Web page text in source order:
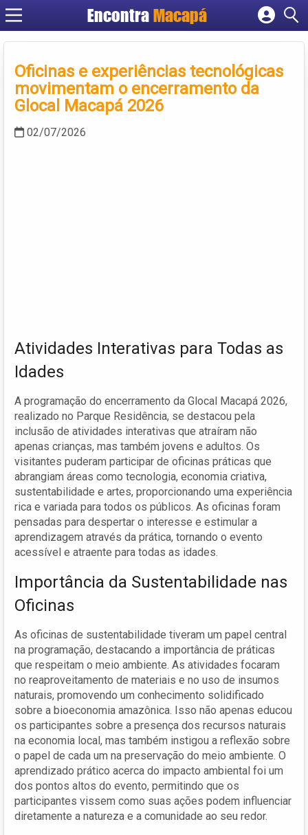
EncontraMacapá
Cadastrar empresa
Criar conta
Oficinas e experiências tecnológicas
movimentam o encerramento da
Glocal Macapá 2026
02/07/2026
Atividades Interativas para Todas as
Idades
A programação do encerramento da Glocal Macapá 2026,
realizado no Parque Residência, se destacou pela
inclusão de atividades interativas que atraíram não
apenas crianças, mas também jovens e adultos. Os
visitantes puderam participar de oficinas práticas que
abrangiam áreas como tecnologia, economia criativa,
sustentabilidade e artes, proporcionando uma experiência
rica e variada para todos os públicos. As oficinas foram
pensadas para despertar o interesse e estimular a
aprendizagem através da prática, tornando o evento
acessível e atraente para todas as idades.
Importância da Sustentabilidade nas
Oficinas
As oficinas de sustentabilidade tiveram um papel central
na programação, destacando a importância de práticas
que respeitam o meio ambiente. As atividades focaram
no reaproveitamento de materiais e no uso de insumos
naturais, promovendo um conhecimento solidificado
sobre a bioeconomia amazônica. Isso não apenas educou
os participantes sobre a presença dos recursos naturais
na economia local, mas também instigou a reflexão sobre
o papel de cada um na preservação do meio ambiente. O
aprendizado prático acerca do impacto ambiental foi um
dos pontos altos do evento, permitindo que os
participantes vissem como suas ações podem influenciar
diretamente a natureza e a comunidade ao seu redor.